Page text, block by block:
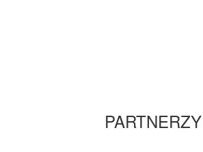
PARTNERZY